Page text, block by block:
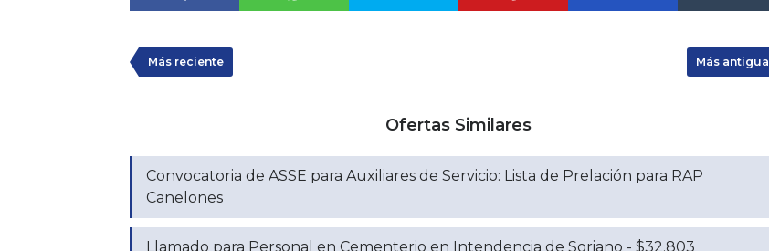
Más reciente Más antigua
Ofertas Similares
Convocatoria de ASSE para Auxiliares de Servicio: Lista de Prelación para RAP
Canelones
Llamado para Personal en Cementerio en Intendencia de Soriano - $32.803